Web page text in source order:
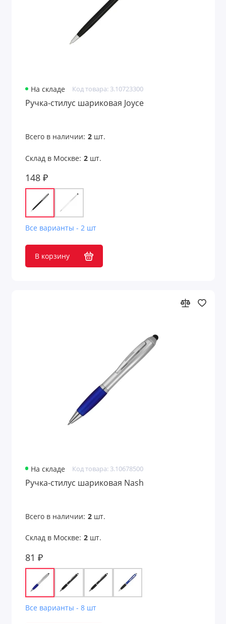
На складе Код товара: 3.10723300
Ручка-стилус шариковая Joyce
Всего в наличии: 2шт.
Склад в Москве: 2шт.
148 ₽
Все варианты - 2 шт
В корзину
На складе Код товара: 3.10678500
Ручка-стилус шариковая Nash
Всего в наличии: 2шт.
Склад в Москве: 2шт.
81 ₽
Все варианты - 8 шт